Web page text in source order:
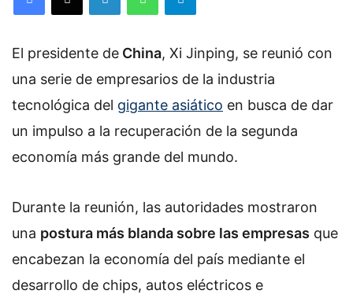
El presidente de China, Xi Jinping, se reunió con
una serie de empresarios de la industria
tecnológica del gigante asiático en busca de dar
un impulso a la recuperación de la segunda
economía más grande del mundo.
Durante la reunión, las autoridades mostraron
una postura más blanda sobre las empresas que
encabezan la economía del país mediante el
desarrollo de chips, autos eléctricos e